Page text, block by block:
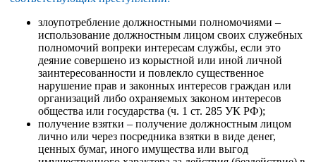
злоупотребление должностными полномочиями –
использование должностным лицом своих служебных
полномочий вопреки интересам службы, если это
деяние совершено из корыстной или иной личной
заинтересованности и повлекло существенное
нарушение прав и законных интересов граждан или
организаций либо охраняемых законом интересов
общества или государства (ч. 1 ст. 285 УК РФ);
получение взятки – получение должностным лицом
лично или через посредника взятки в виде денег,
ценных бумаг, иного имущества или выгод